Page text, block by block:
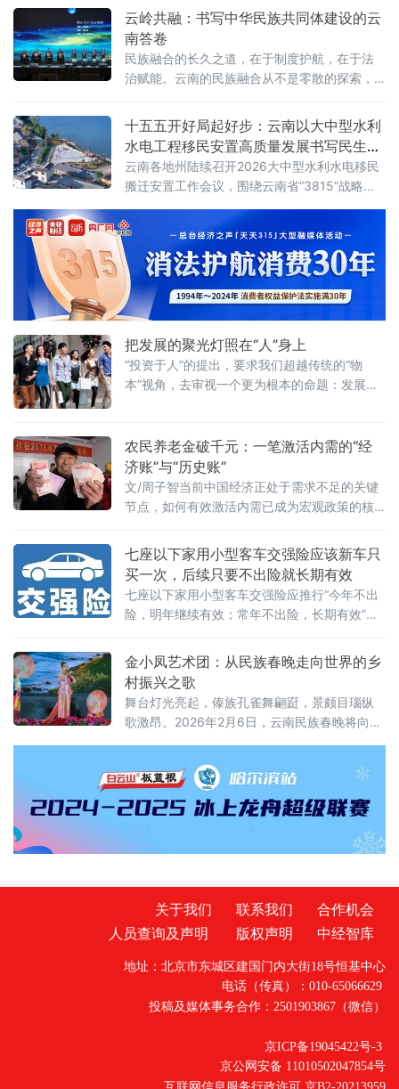
化联农带农上走出特色路径，成
抓产业、主攻工业”的战略棋局中，移民搬迁安
置工作如何破局？如何让“搬得出”的承诺落地生
根，让“稳得住、能发展、可致富”的目标照进现
实？楚雄州搬迁安置办给出了清晰答案——以
战略为引领，以产业为根基，以融合为路径，
云岭共融：书写中华民族共同体建设的云
南答卷
民族融合的长久之道，在于制度护航，在于法
治赋能。云南的民族融合从不是零散的探索，
果，为各民族交往交流交融筑牢了坚实根基
十五五开好局起好步：云南以大中型水利
水电工程移民安置高质量发展书写民生新
答卷
云南各地州陆续召开2026大中型水利水电移民
搬迁安置工作会议，围绕云南省“3815”战略发
统谋划、精准施策，全力推动各项工作落地见
效。以楚雄彝族自治州、昆明市、曲靖市、德
宏傣族景颇族自治州为例，把移民安置作为重
大民生工程、发展工程、团结工程、稳边工
程，推动工作重心从“搬得出”向“稳得住、能致
富、可
把发展的聚光灯照在“人”身上
“投资于人”的提出，要求我们超越传统的“物
本”视角，去审视一个更为根本的命题：发展的
农民养老金破千元：一笔激活内需的“经
济账”与“历史账”
文/周子智当前中国经济正处于需求不足的关键
节点，如何有效激活内需已成为宏观政策的核
民生保障的举措，实则蕴含着巨大的经济撬动
力——将农民养老金逐步提高至每月1000元。
七座以下家用小型客车交强险应该新车只
买一次，后续只要不出险就长期有效
七座以下家用小型客车交强险应推行“今年不出
险，明年继续有效；常年不出险，长期有效”的
明。
金小凤艺术团：从民族春晚走向世界的乡
村振兴之歌
舞台灯光亮起，傣族孔雀舞翩跹，景颇目瑙纵
歌激昂。2026年2月6日，云南民族春晚将向世
场演出植根于云南多元一体的民族文化沃土，
展现了新时代中华民族共同体建设的丰硕成
果。 在爱沙尼亚沃鲁民俗艺术节的舞台上，云
南金小凤艺术团的演员们身着绚丽多彩的云南
少数民族服饰，伴着欢快的民乐载歌载舞。这
场演出让仅有1.2万人口的沃鲁小镇感受到了云
关于我们 联系我们
合作机会
人员查询及声明
版权声明 中经智库
地址：北京市东城区建国门内大街18号恒基中心
电话（传真）：010-65066629
投稿及媒体事务合作：2501903867（微信）
京ICP备19045422号-3
京公网安备 11010502047854号